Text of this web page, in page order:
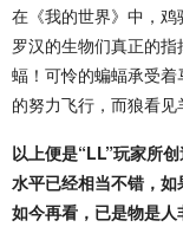
在《我的世界》中，
罗汉的生物们真正的
蝠！可怜的蝙蝠承受
的努力飞行，而狼看见
以上便是“LL”玩家所
水平已经相当不错，如
如今再看，已是物是人